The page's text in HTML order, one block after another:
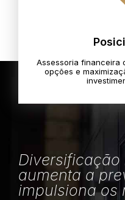
Assessoria financeira
opções e
aumenta a
impulsiona os